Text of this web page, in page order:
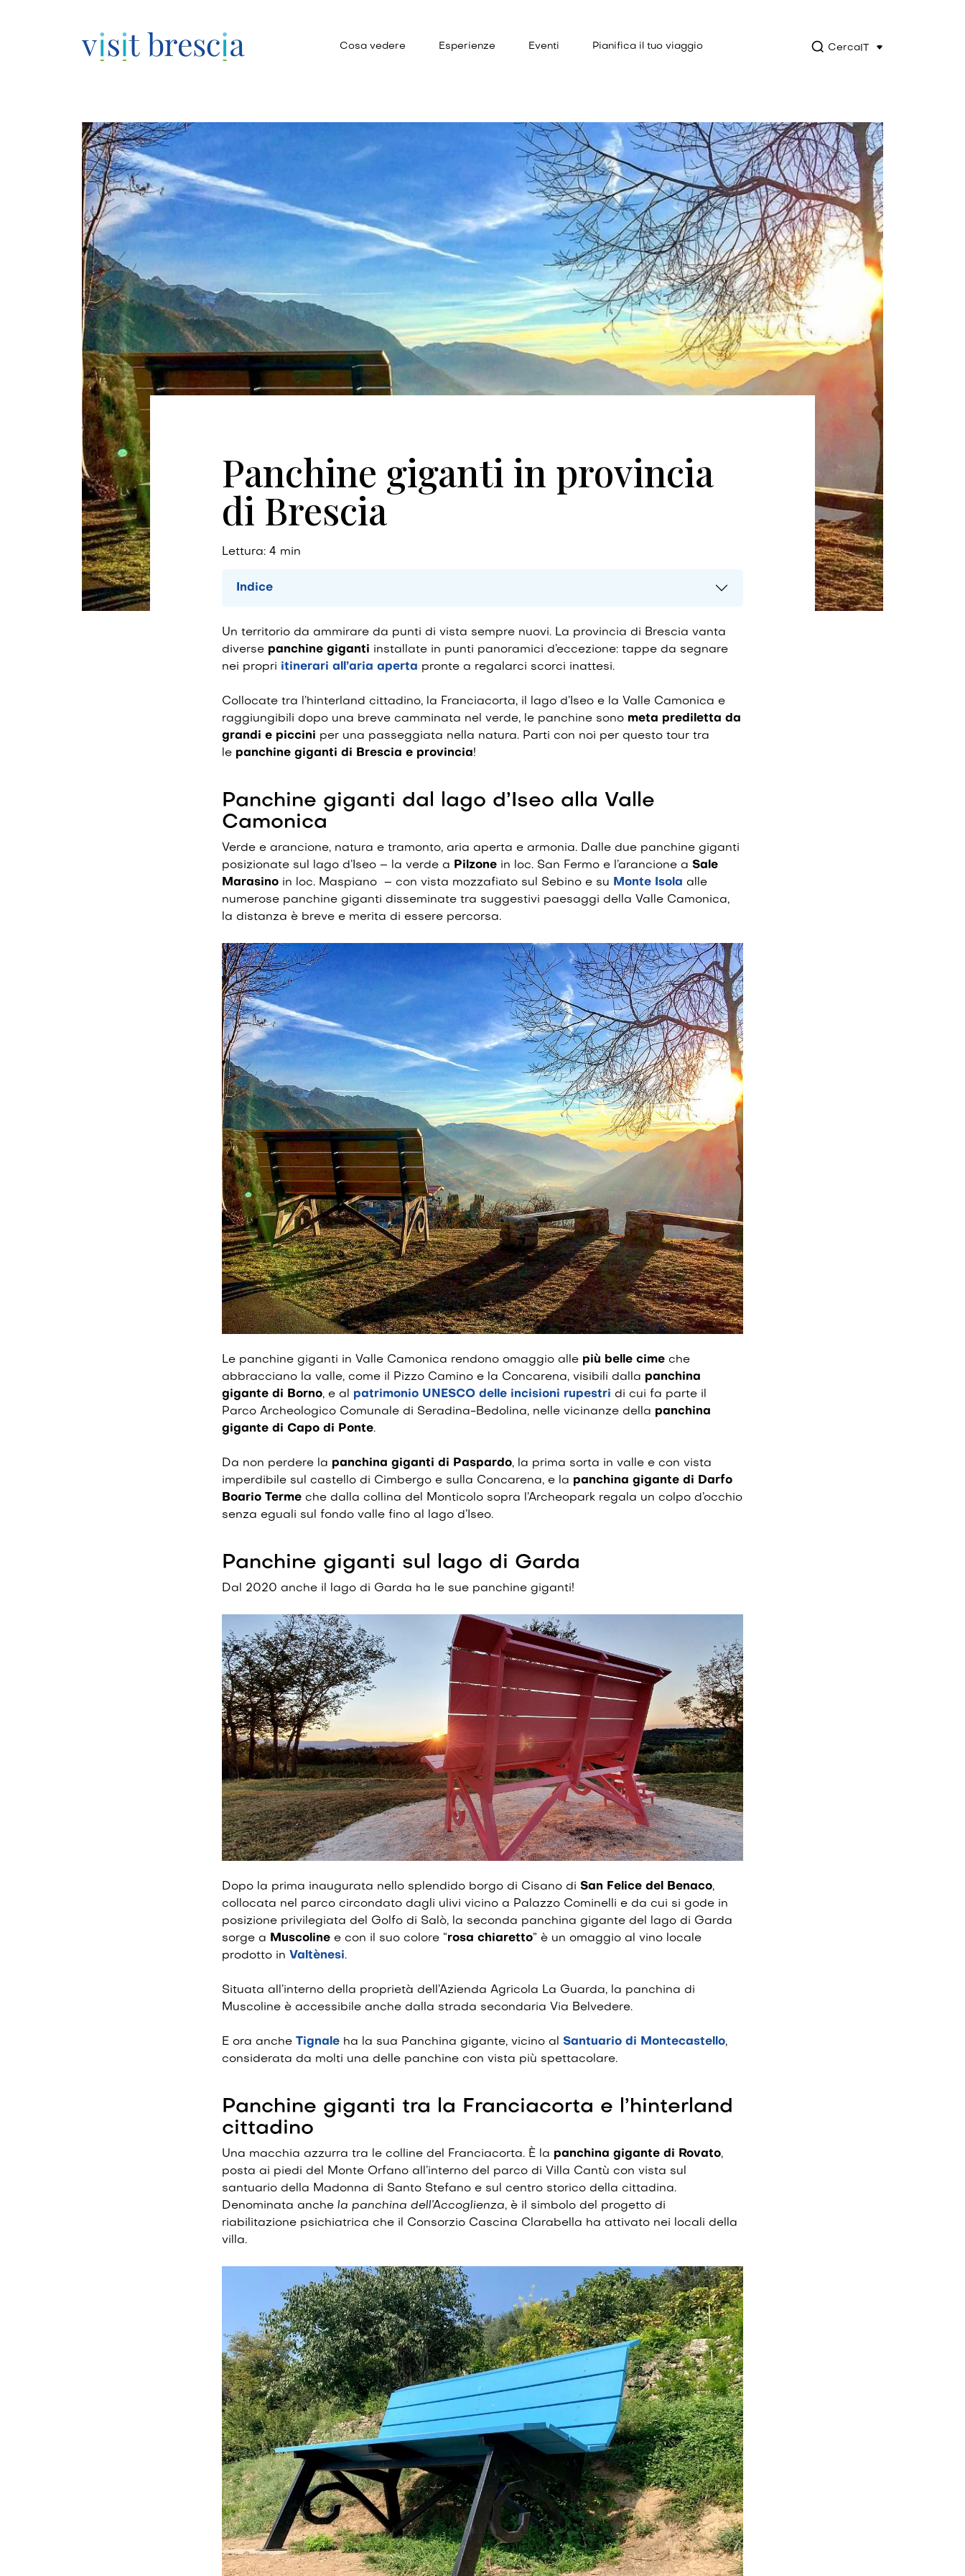
Cosa vedere Esperienze Eventi Pianifica il tuo viaggio CercaIT
Panchine giganti in provincia
di Brescia
Lettura: 4 min
Indice
Un territorio da ammirare da punti di vista sempre nuovi. La provincia di Brescia vanta
diverse panchine giganti installate in punti panoramici d’eccezione: tappe da segnare
nei propri itinerari all’aria aperta pronte a regalarci scorci inattesi.
Collocate tra l’hinterland cittadino, la Franciacorta, il lago d’Iseo e la Valle Camonica e
raggiungibili dopo una breve camminata nel verde, le panchine sono meta prediletta da
grandi e piccini per una passeggiata nella natura. Parti con noi per questo tour tra
le panchine giganti di Brescia e provincia!
Panchine giganti dal lago d’Iseo alla Valle
Camonica
Verde e arancione, natura e tramonto, aria aperta e armonia. Dalle due panchine giganti
posizionate sul lago d’Iseo – la verde a Pilzone in loc. San Fermo e l’arancione a Sale
Marasino in loc. Maspiano – con vista mozzafiato sul Sebino e su Monte Isola alle
numerose panchine giganti disseminate tra suggestivi paesaggi della Valle Camonica,
la distanza è breve e merita di essere percorsa.
Le panchine giganti in Valle Camonica rendono omaggio alle più belle cime che
abbracciano la valle, come il Pizzo Camino e la Concarena, visibili dalla panchina
gigante di Borno, e al patrimonio UNESCO delle incisioni rupestri di cui fa parte il
Parco Archeologico Comunale di Seradina-Bedolina, nelle vicinanze della panchina
gigante di Capo di Ponte.
Da non perdere la panchina giganti di Paspardo, la prima sorta in valle e con vista
imperdibile sul castello di Cimbergo e sulla Concarena, e la panchina gigante di Darfo
Boario Terme che dalla collina del Monticolo sopra l’Archeopark regala un colpo d’occhio
senza eguali sul fondo valle fino al lago d’Iseo.
Panchine giganti sul lago di Garda
Dal 2020 anche il lago di Garda ha le sue panchine giganti!
Dopo la prima inaugurata nello splendido borgo di Cisano di San Felice del Benaco,
collocata nel parco circondato dagli ulivi vicino a Palazzo Cominelli e da cui si gode in
posizione privilegiata del Golfo di Salò, la seconda panchina gigante del lago di Garda
sorge a Muscoline e con il suo colore “rosa chiaretto” è un omaggio al vino locale
prodotto in Valtènesi.
Situata all’interno della proprietà dell’Azienda Agricola La Guarda, la panchina di
Muscoline è accessibile anche dalla strada secondaria Via Belvedere.
E ora anche Tignale ha la sua Panchina gigante, vicino al Santuario di Montecastello,
considerata da molti una delle panchine con vista più spettacolare.
Panchine giganti tra la Franciacorta e l’hinterland
cittadino
Una macchia azzurra tra le colline del Franciacorta. È la panchina gigante di Rovato,
posta ai piedi del Monte Orfano all’interno del parco di Villa Cantù con vista sul
santuario della Madonna di Santo Stefano e sul centro storico della cittadina.
Denominata anche la panchina dell’Accoglienza, è il simbolo del progetto di
riabilitazione psichiatrica che il Consorzio Cascina Clarabella ha attivato nei locali della
villa.